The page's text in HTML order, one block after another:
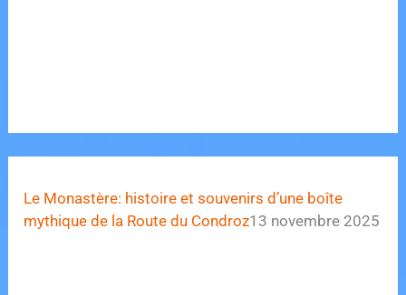
Le Monastère: histoire et souvenirs d’une boîte
mythique de la Route du Condroz13 novembre 2025